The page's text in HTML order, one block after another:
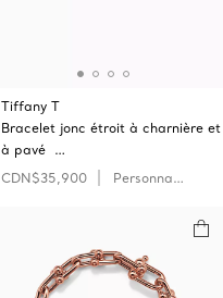
Tiffany T
Bracelet jonc étroit à charnière et
à pavé …
CDN$35,900
Personnaliser